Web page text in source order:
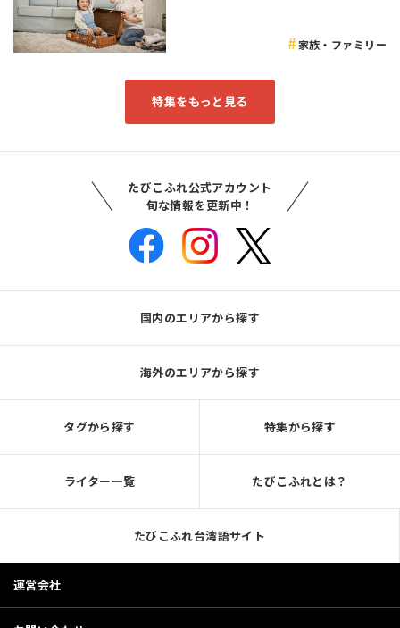
家族・ファミリー
特集をもっと見る
たびこふれ公式アカウント
旬な情報を更新中！
国内のエリアから探す
海外のエリアから探す
タグから探す 特集から探す
ライター一覧 たびこふれとは？
たびこふれ台湾語サイト
運営会社